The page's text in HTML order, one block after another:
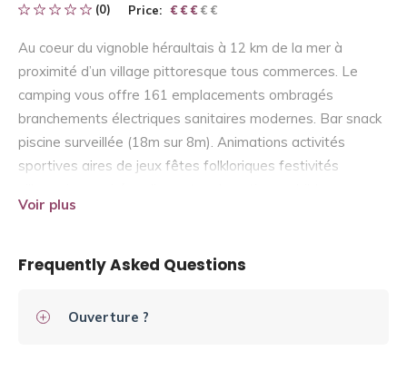
(0) Price: € € € € €
€ € €
Au coeur du vignoble héraultais à 12 km de la mer à
proximité d’un village pittoresque tous commerces. Le
camping vous offre 161 emplacements ombragés
branchements électriques sanitaires modernes. Bar snack
piscine surveillée (18m sur 8m). Animations activités
sportives aires de jeux fêtes folkloriques festivités
caravanes.
Voir plus
Frequently Asked Questions
Ouverture ?